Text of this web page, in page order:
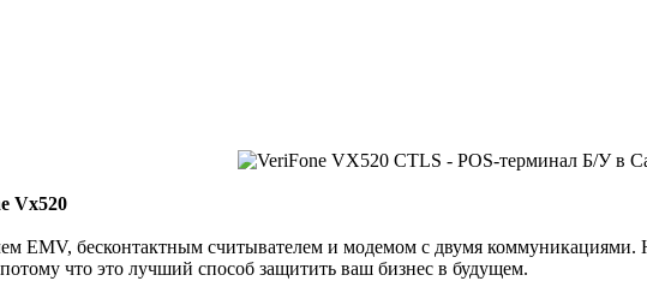
Vx520
EMV, бесконтактным считывателем и модемом с двумя коммуникациями.
что это лучший способ защитить ваш бизнес в будущем.